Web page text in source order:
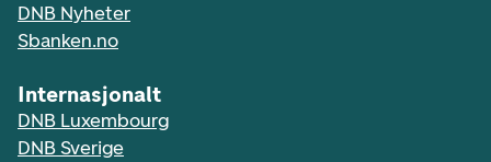
DNB Nyheter
Sbanken.no
Internasjonalt
DNB Luxembourg
DNB Sverige